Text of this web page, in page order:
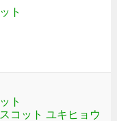
ト
ト
コット ユキヒョウ